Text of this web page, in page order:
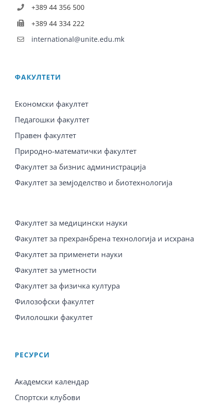
+389 44 356 500
+389 44 334 222
international@unite.edu.mk
ФАКУЛТЕТИ
Економски факултет
Педагошки факултет
Правен факултет
Природно-математички факултет
Факултет за бизнис администрација
Факултет за земјоделство и биотехнологија
Факултет за медицински науки
Факултет за прехранбрена технологија и исхрана
Факултет за применети науки
Факултет за уметности
Факултет за физичка култура
Филозофски факултет
Филолошки факултет
PЕСУРСИ
Академски календар
Спортски клубови